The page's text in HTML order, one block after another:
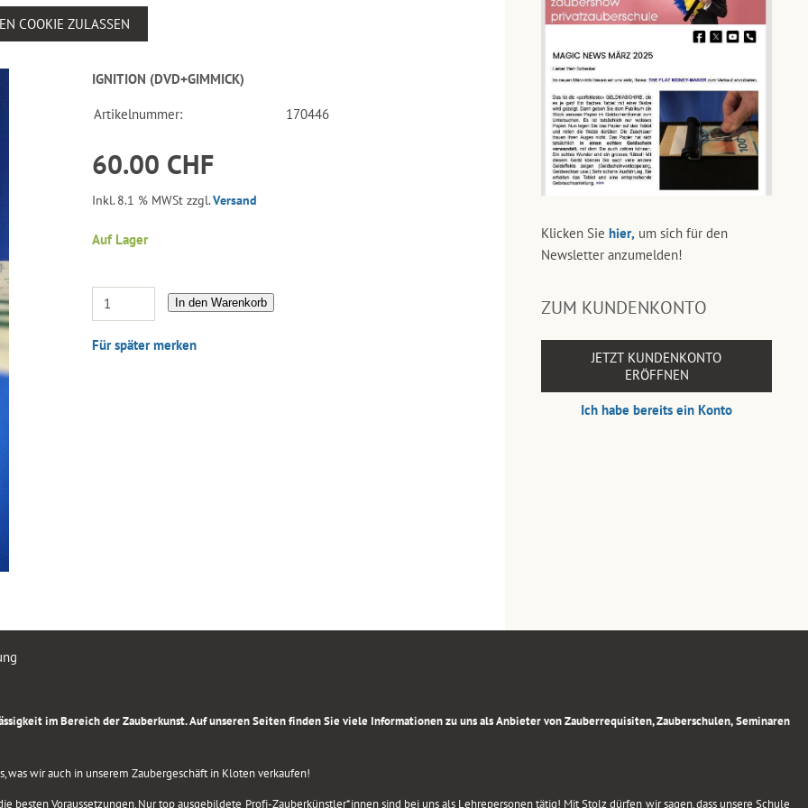
COOKIE ZULASSEN
IGNITION (DVD+GIMMICK)
Artikelnummer: 170446
60.00 CHF
Inkl. 8.1 % MWSt zzgl.Versand
Auf Lager
In den Warenkorb
Für später merken
Klicken Sie hier, um sich für den
Newsletter anzumelden!
ZUM KUNDENKONTO
JETZT KUNDENKONTO
ERÖFFNEN
Ich habe bereits ein Konto
im Bereich der Zauberkunst. Auf unseren Seiten finden Sie viele Informationen zu uns als Anbieter von Zauberrequisiten, Zauberschulen, Seminaren
was wir auch in unserem Zaubergeschäft in Kloten verkaufen!
Voraussetzungen. Nur top ausgebildete Profi-Zauberkünstler*innen sind bei uns als Lehrepersonen tätig! Mit Stolz dürfen wir sagen, dass unsere Schule